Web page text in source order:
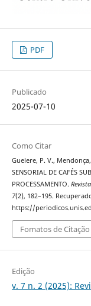
PDF
Publicado
2025-07-10
Como Citar
Guelere, P. V.,
SENSORIAL DE CAFÉS
PROCESSAMENTO.
7(2), 182–195.
https://
Fomatos de Citação
Edição
v. 7 n. 2 (2025):